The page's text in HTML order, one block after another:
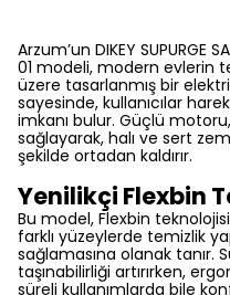
Arzum’un DIKEY SUPURGE
01 modeli, modern evlerin
üzere tasarlanmış bir
sayesinde, kullanıcılar
imkanı bulur. Güçlü
sağlayarak, halı ve sert
şekilde ortadan kaldırır.
Yenilikçi Flexbin
Bu model, Flexbin teknolojisi
farklı yüzeylerde temizlik
sağlamasına olanak tanır.
taşınabilirliği artırırken,
süreli kullanımlarda bile